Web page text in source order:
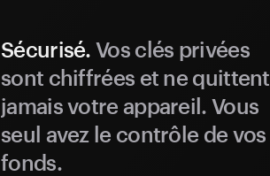
Sécurisé. Vos clés privées
sont chiffrées et ne quittent
jamais votre appareil. Vous
seul avez le contrôle de vos
fonds.